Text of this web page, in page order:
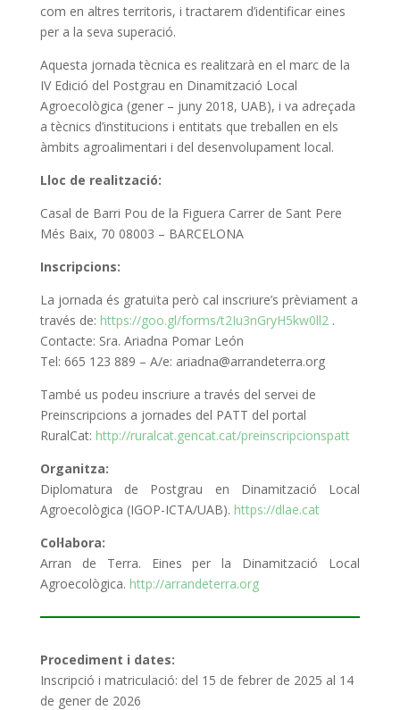
com en altres territoris, i tractarem d’identificar eines
per a la seva superació.
Aquesta jornada tècnica es realitzarà en el marc de la
IV Edició del Postgrau en Dinamització Local
Agroecològica (gener – juny 2018, UAB), i va adreçada
a tècnics d’institucions i entitats que treballen en els
àmbits agroalimentari i del desenvolupament local.
Lloc de realització:
Casal de Barri Pou de la Figuera Carrer de Sant Pere
Més Baix, 70 08003 – BARCELONA
Inscripcions:
La jornada és gratuïta però cal inscriure’s prèviament a
través de: https://goo.gl/forms/t2Iu3nGryH5kw0ll2.
Contacte: Sra. Ariadna Pomar León
Tel: 665 123 889 – A/e: ariadna@arrandeterra.org
També us podeu inscriure a través del servei de
Preinscripcions a jornades del PATT del portal
RuralCat: http://ruralcat.gencat.cat/preinscripcionspatt
Organitza:
Diplomatura de Postgrau en Dinamització Local
Agroecològica (IGOP-ICTA/UAB). https://dlae.cat
Col·labora:
Arran de Terra. Eines per la Dinamització Local
Agroecològica. http://arrandeterra.org
Procediment i dates:
Inscripció i matriculació: del 15 de febrer de 2025 al 14
de gener de 2026